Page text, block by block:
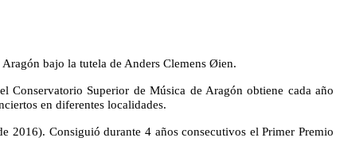
bajo la tutela de Anders Clemens Øien.
Conservatorio Superior de Música de Aragón obtiene cada año
en diferentes localidades.
2016). Consiguió durante 4 años consecutivos el Primer Premio